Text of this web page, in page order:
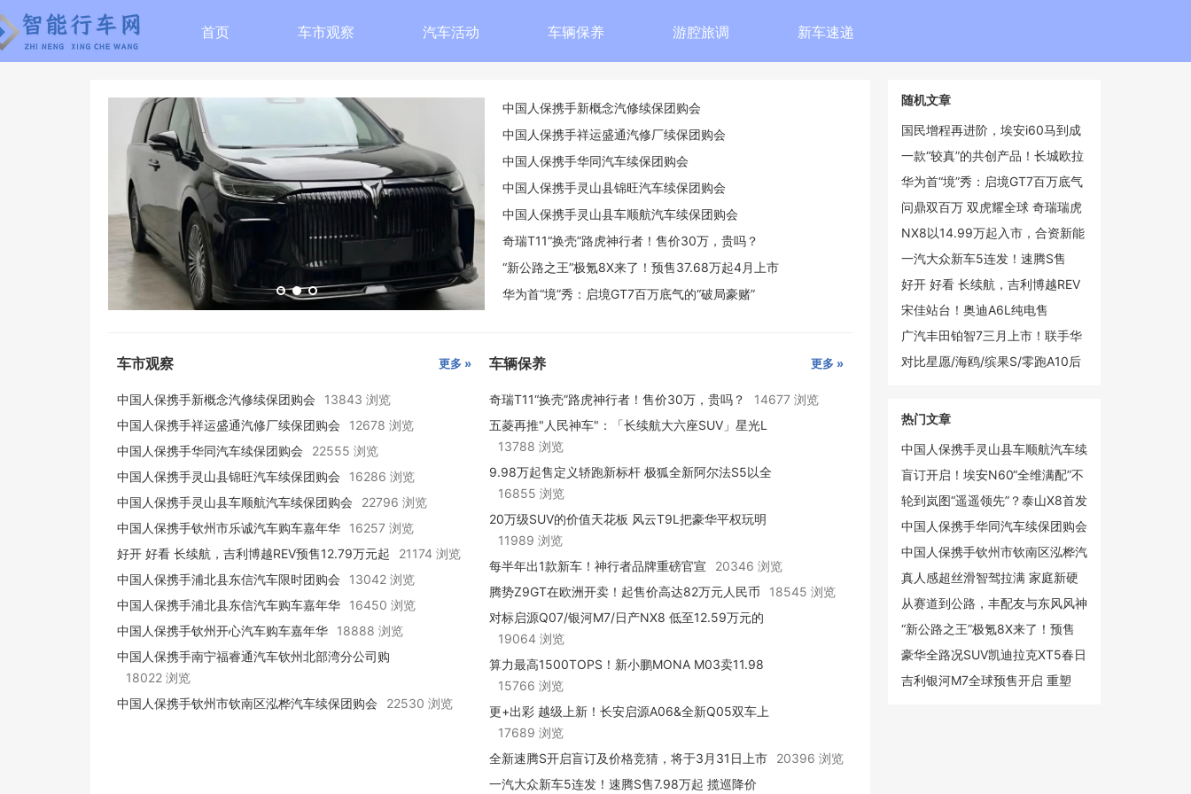
首页 车市观察 汽车活动 车辆保养 游腔旅调 新车速递
中国人保携手新概念汽修续保团购会
中国人保携手祥运盛通汽修厂续保团购会
中国人保携手华同汽车续保团购会
中国人保携手灵山县锦旺汽车续保团购会
中国人保携手灵山县车顺航汽车续保团购会
奇瑞T11“换壳”路虎神行者！售价30万，贵吗？
“新公路之王”极氪8X来了！预售37.68万起4月上市
华为首“境”秀：启境GT7百万底气的“破局豪赌”
车市观察 更多 »
中国人保携手新概念汽修续保团购会
13843 浏览
中国人保携手祥运盛通汽修厂续保团购会
12678 浏览
中国人保携手华同汽车续保团购会
22555 浏览
中国人保携手灵山县锦旺汽车续保团购会
16286 浏览
中国人保携手灵山县车顺航汽车续保团购会
22796 浏览
中国人保携手钦州市乐诚汽车购车嘉年华
16257 浏览
好开 好看 长续航，吉利博越REV预售12.79万元起
21174 浏览
中国人保携手浦北县东信汽车限时团购会
13042 浏览
中国人保携手浦北县东信汽车购车嘉年华
16450 浏览
中国人保携手钦州开心汽车购车嘉年华
18888 浏览
中国人保携手南宁福睿通汽车钦州北部湾分公司购
车嘉年华
18022 浏览
中国人保携手钦州市钦南区泓桦汽车续保团购会
22530 浏览
车辆保养 更多 »
奇瑞T11“换壳”路虎神行者！售价30万，贵吗？
14677 浏览
五菱再推"人民神车"：「长续航大六座SUV」星光L
正式亮相！
13788 浏览
9.98万起售定义轿跑新标杆 极狐全新阿尔法S5以全
维越级实力律动上市
16855 浏览
20万级SUV的价值天花板 风云T9L把豪华平权玩明
白了
11989 浏览
每半年出1款新车！神行者品牌重磅官宣
20346 浏览
腾势Z9GT在欧洲开卖！起售价高达82万元人民币
18545 浏览
对标启源Q07/银河M7/日产NX8 低至12.59万元的
风云T9L超了谁的车？
19064 浏览
算力最高1500TOPS！新小鹏MONA M03卖11.98
万起
15766 浏览
更+出彩 越级上新！长安启源A06&全新Q05双车上
新实力越级
17689 浏览
全新速腾S开启盲订及价格竞猜，将于3月31日上市
20396 浏览
一汽大众新车5连发！速腾S售7.98万起 揽巡降价
随机文章
国民增程再进阶，埃安i60马到成
功版10.28万正式上市
一款“较真”的共创产品！长城欧拉
5限定版零售价13.38万元
华为首“境”秀：启境GT7百万底气
的“破局豪赌”
问鼎双百万 双虎耀全球 奇瑞瑞虎
7L、全新瑞虎7、瑞虎5运动版全
球上市
NX8以14.99万起入市，合资新能
源的“绝地反击”能否奏效？
一汽大众新车5连发！速腾S售
7.98万起 揽巡降价3.3万
好开 好看 长续航，吉利博越REV
预售12.79万元起
宋佳站台！奥迪A6L纯电售
30.98-43.98万 815km续航
广汽丰田铂智7三月上市！联手华
为Momenta小米
对比星愿/海鸥/缤果S/零跑A10后
热门文章
中国人保携手灵山县车顺航汽车续
保团购会
盲订开启！埃安N60“全维满配”不
再妥协
轮到岚图“遥遥领先”？泰山X8首发
华为2K双联屏
中国人保携手华同汽车续保团购会
中国人保携手钦州市钦南区泓桦汽
车续保团购会
真人感超丝滑智驾拉满 家庭新硬
派iCAR V27定档3月13日上市
从赛道到公路，丰配友与东风风神
L8共释“长距离”冠军哲学
“新公路之王”极氪8X来了！预售
37.68万起4月上市
豪华全路况SUV凯迪拉克XT5春日
焕新 第二代金身计划重磅上线
吉利银河M7全球预售开启 重塑